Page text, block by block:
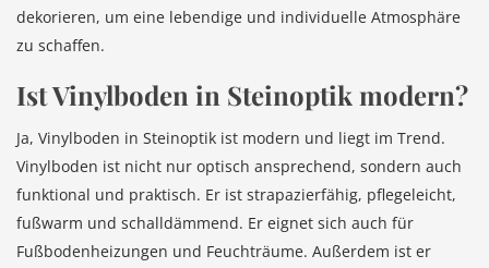
dekorieren, um eine lebendige und individuelle Atmosphäre
zu schaffen.
Ist Vinylboden in Steinoptik modern?
Ja, Vinylboden in Steinoptik ist modern und liegt im Trend.
Vinylboden ist nicht nur optisch ansprechend, sondern auch
funktional und praktisch. Er ist strapazierfähig, pflegeleicht,
fußwarm und schalldämmend. Er eignet sich auch für
Fußbodenheizungen und Feuchträume. Außerdem ist er